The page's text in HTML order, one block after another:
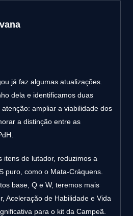
já faz algumas atualizações.
dela e identificamos duas
ampliar a viabilidade dos
a distinção entre as
itens de lutador, reduzimos a
puro, como o Mata-Cráquens.
base, Q e W, teremos mais
Aceleração de Habilidade e Vida
para o kit da Campeã.